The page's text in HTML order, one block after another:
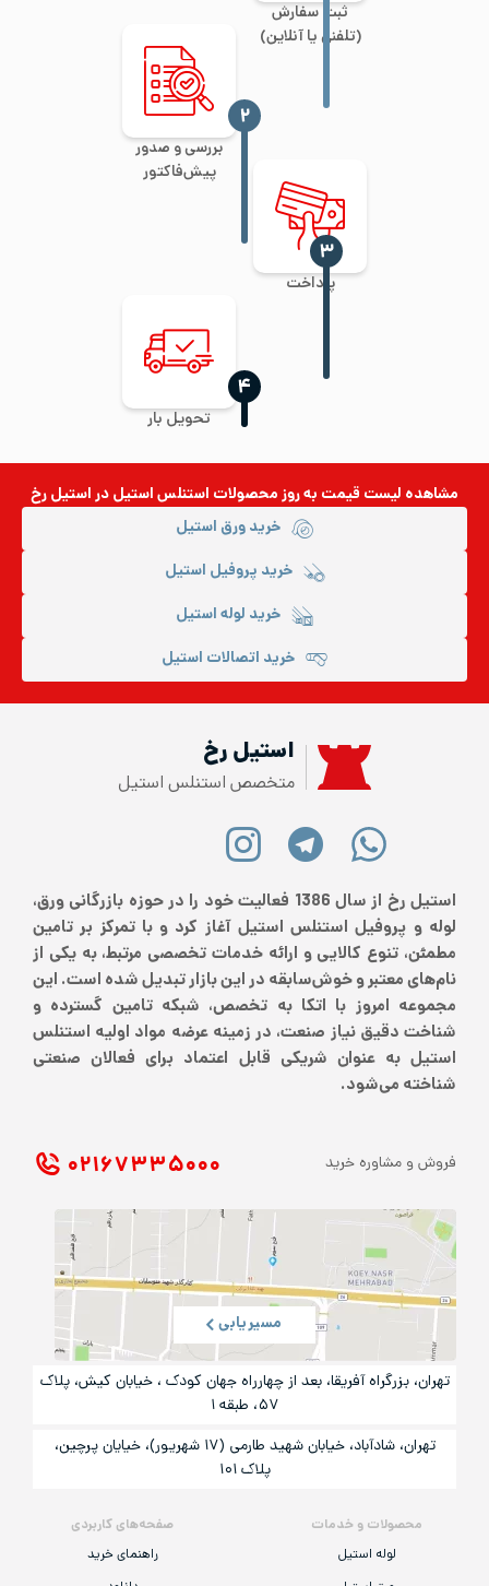
ثبت سفارش
(تلفنی یا آنلاین)
بررسی و صدور
پیش‌فاکتور
‍۲
پرداخت
‍۳
تحویل بار
‍۴
مشاهده لیست قیمت به روزمحصولات استنلس استیلدر استیل رخ
خرید ورق استیل
خرید پروفیل استیل
خرید لوله استیل
خرید اتصالات استیل
استیل رخ
متخصص استنلس استیل
استیل رخ از سال 1386 فعالیت خود را در حوزه بازرگانی ورق،
لوله و پروفیل استنلس استیل آغاز کرد و با تمرکز بر تامین
مطمئن، تنوع کالایی و ارائه خدمات تخصصی مرتبط، به یکی از
نام‌های معتبر و خوش‌سابقه در این بازار تبدیل شده است. این
مجموعه امروز با اتکا به تخصص، شبکه تامین گسترده و
شناخت دقیق نیاز صنعت، در زمینه عرضه مواد اولیه استنلس
استیل به عنوان شریکی قابل اعتماد برای فعالان صنعتی
شناخته می‌شود.
محصولات و خدمات
لوله استیل
صفحه‌های کاربردی
راهنمای خرید
فروش و مشاوره خرید ۰۲۱ ۶۷۳۳۵۰۰۰
مسیریابی
تهران، بزرگراه آفریقا، بعد از چهارراه جهان کودک ، خیابان کیش، پلاک
۵۷، طبقه ۱
تهران، شادآباد، خیابان شهید طارمی (۱۷ شهریور)، خیایان پرچین،
پلاک ۱۰۱